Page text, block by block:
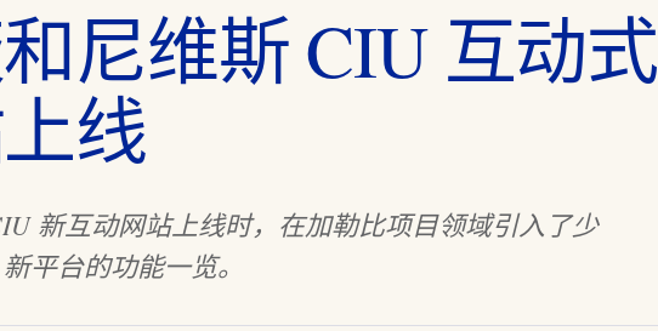
尼维斯 CIU 互动式
线
新互动网站上线时，在加勒比项目领域引入了少
平台的功能一览。